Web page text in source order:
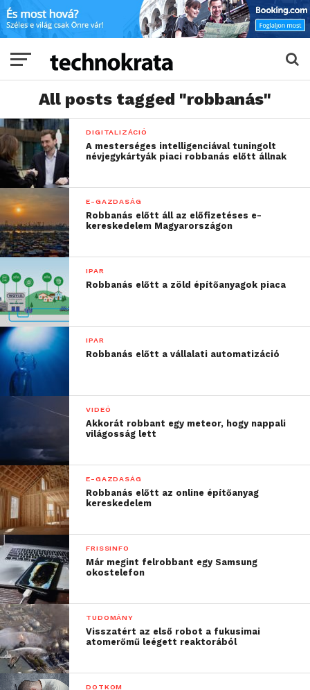
All posts tagged "robbanás"
DIGITALIZÁCIÓ
A mesterséges intelligenciával tuningolt
névjegykártyák piaci robbanás előtt állnak
E-GAZDASÁG
Robbanás előtt áll az előfizetéses e-
kereskedelem Magyarországon
IPAR
Robbanás előtt a zöld építőanyagok piaca
IPAR
Robbanás előtt a vállalati automatizáció
VIDEÓ
Akkorát robbant egy meteor, hogy nappali
világosság lett
E-GAZDASÁG
Robbanás előtt az online építőanyag
kereskedelem
FRISSINFO
Már megint felrobbant egy Samsung
okostelefon
TUDOMÁNY
Visszatért az első robot a fukusimai
atomerőmű leégett reaktorából
DOTKOM